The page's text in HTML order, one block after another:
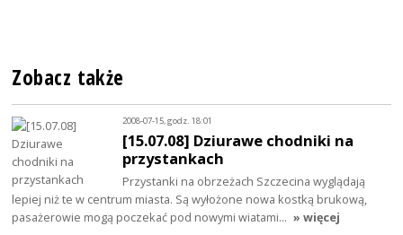
Zobacz także
2008-07-15, godz. 18:01
[15.07.08] Dziurawe chodniki na
przystankach
Przystanki na obrzeżach Szczecina wyglądają
lepiej niż te w centrum miasta. Są wyłożone nowa kostką brukową,
pasażerowie mogą poczekać pod nowymi wiatami… » więcej